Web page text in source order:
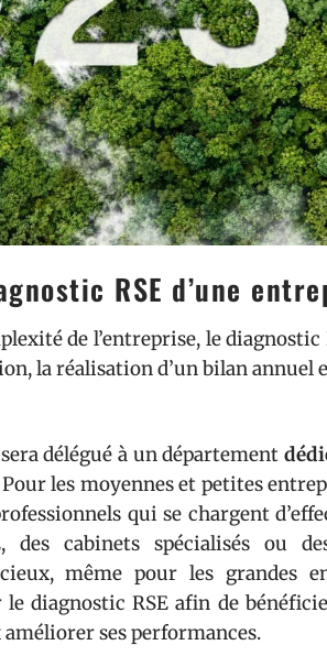
RSE d’une
de l’entreprise, le diagnostic
la réalisation d’un bilan annuel
délégué à un département
Pour les moyennes et petites
qui se chargent
des cabinets spécialisés ou
même pour les grandes
diagnostic RSE afin de
ses performances.